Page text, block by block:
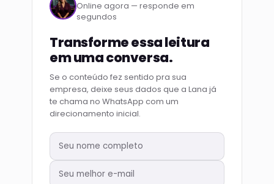
Online agora — responde em
segundos
Transforme essa leitura
em uma conversa.
Se o conteúdo fez sentido pra sua
empresa, deixe seus dados que a Lana já
te chama no WhatsApp com um
direcionamento inicial.